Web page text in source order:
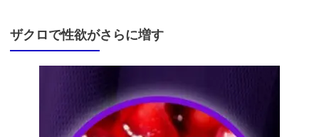
ザクロで性欲がさらに増す